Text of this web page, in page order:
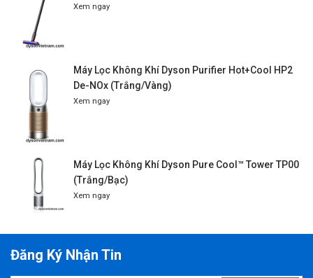
Xem ngay
Máy Lọc Không Khí Dyson Purifier Hot+Cool HP2
De-NOx (Trắng/Vàng)
Xem ngay
Máy Lọc Không Khí Dyson Pure Cool™ Tower TP00
(Trắng/Bạc)
Xem ngay
Đăng Ký Nhận Tin